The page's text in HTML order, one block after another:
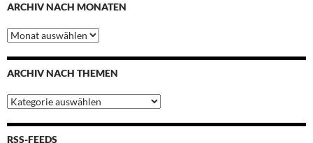
ARCHIV NACH MONATEN
Archiv
nach
Monaten
ARCHIV NACH THEMEN
Archiv
nach
Themen
RSS-FEEDS